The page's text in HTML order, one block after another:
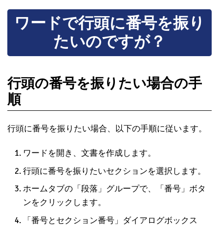
ワードで行頭に番号を振り
たいのですが？
行頭の番号を振りたい場合の手
順
行頭に番号を振りたい場合、以下の手順に従います。
ワードを開き、文書を作成します。
行頭に番号を振りたいセクションを選択します。
ホームタブの「段落」グループで、「番号」ボタ
ンをクリックします。
「番号とセクション番号」ダイアログボックス